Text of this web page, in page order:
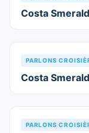
Costa
PARLONS
Costa
PARLONS